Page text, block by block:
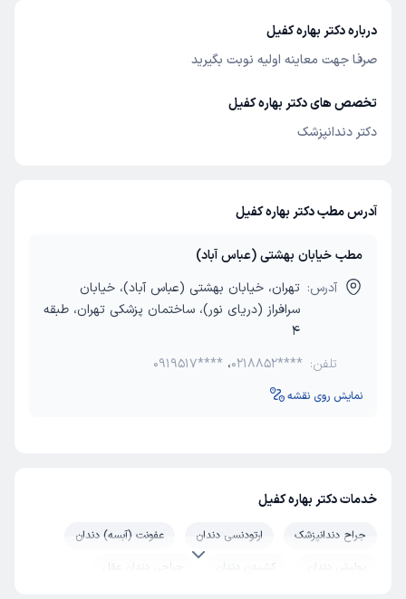
درباره دکتر بهاره کفیل
صرفا جهت معاینه اولیه نوبت بگیرید
تخصص های دکتر بهاره کفیل
دکتر دندانپزشک
آدرس مطب دکتر بهاره کفیل
مطب خیابان بهشتی (عباس آباد)
آدرس: تهران، خیابان بهشتی (عباس آباد)، خیابان
سرافراز (دریای نور)، ساختمان پزشکی تهران، طبقه
4
تلفن:
0919517**** ،0218852****
نمایش روی نقشه
خدمات دکتر بهاره کفیل
جراح دندانپزشک ارتودنسی دندان
عفونت (آبسه) دندان
پولیش دندان
کشیدن دندان
جراحی دندان عقل